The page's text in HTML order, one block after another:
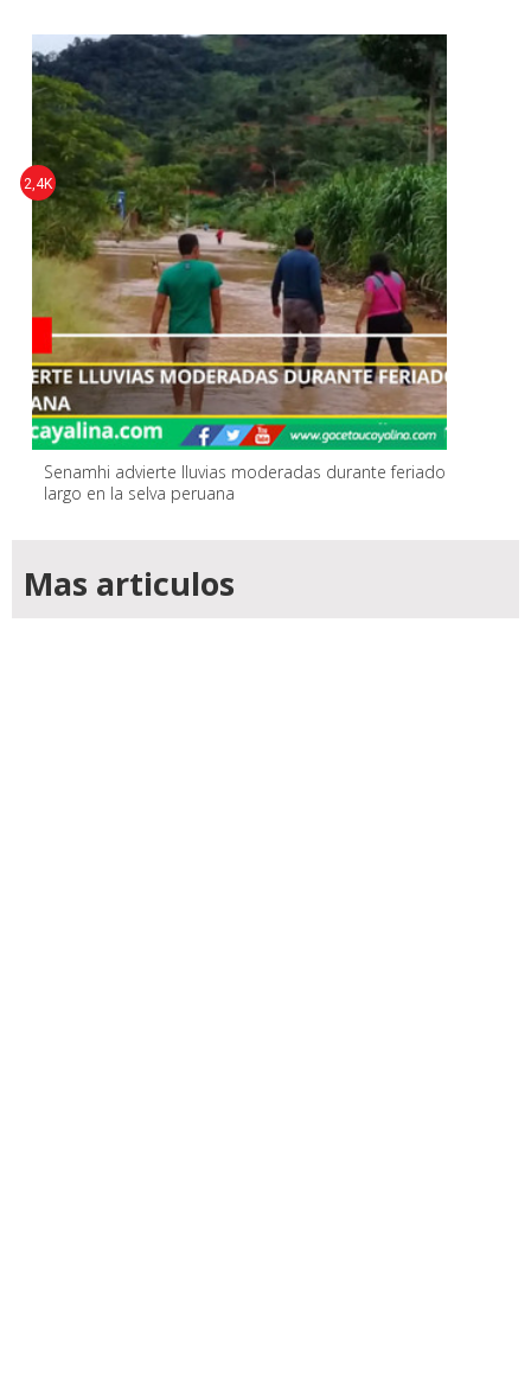
Senamhi advierte lluvias moderadas durante feriado
largo en la selva peruana
2,4K
Mas articulos